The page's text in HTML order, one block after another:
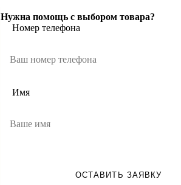
Нужна помощь с выбором товара?
Номер телефона
Имя
ОСТАВИТЬ ЗАЯВКУ